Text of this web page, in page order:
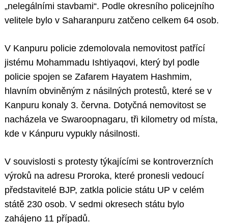
„nelegálními stavbami“. Podle okresního policejního
velitele bylo v Saharanpuru zatčeno celkem 64 osob.
V Kanpuru policie zdemolovala nemovitost patřící
jistému Mohammadu Ishtiyaqovi, který byl podle
policie spojen se Zafarem Hayatem Hashmim,
hlavním obviněným z násilných protestů, které se v
Kanpuru konaly 3. června. Dotyčná nemovitost se
nacházela ve Swaroopnagaru, tři kilometry od místa,
kde v Kánpuru vypukly násilnosti.
V souvislosti s protesty týkajícími se kontroverzních
výroků na adresu Proroka, které pronesli vedoucí
představitelé BJP, zatkla policie státu UP v celém
státě 230 osob. V sedmi okresech státu bylo
zahájeno 11 případů.